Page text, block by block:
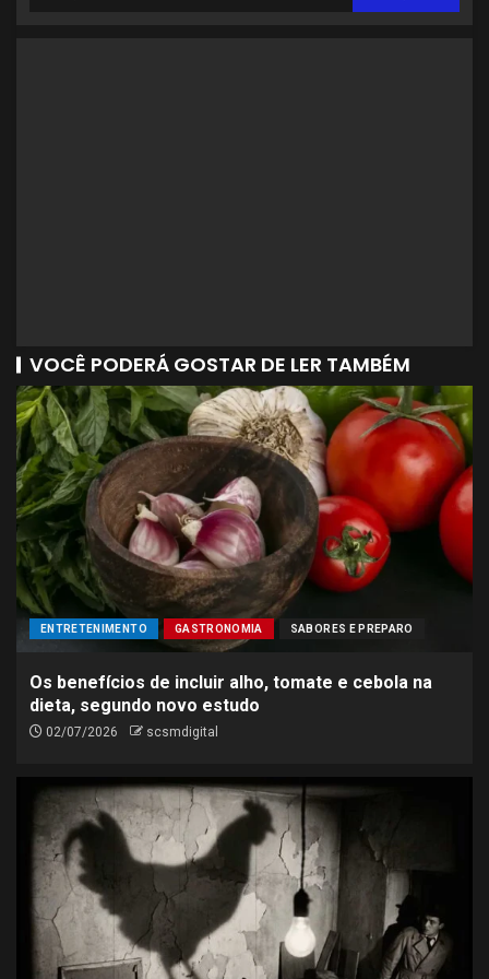
VOCÊ PODERÁ GOSTAR DE LER TAMBÉM
ENTRETENIMENTO GASTRONOMIA SABORES E PREPARO
Os benefícios de incluir alho, tomate e cebola na
dieta, segundo novo estudo
02/07/2026 scsmdigital